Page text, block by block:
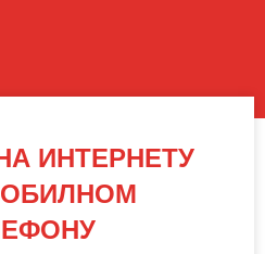
ИНТЕРНЕТУ